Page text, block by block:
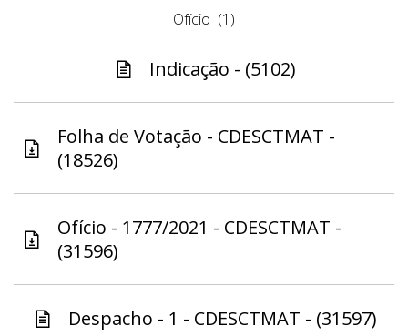
Ofício (1)
Indicação - (5102)
Folha de Votação - CDESCTMAT -
(18526)
Ofício - 1777/2021 - CDESCTMAT -
(31596)
Despacho - 1 - CDESCTMAT - (31597)